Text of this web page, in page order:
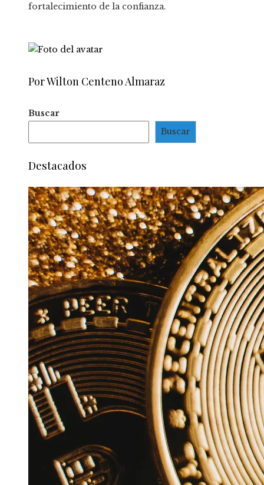
fortalecimiento de la confianza.
Por Wilton Centeno Almaraz
Buscar
Buscar
Destacados